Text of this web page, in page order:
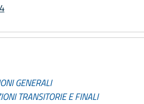
GENERALI
TRANSITORIE E FINALI